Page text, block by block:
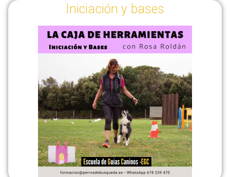
Iniciación y bases